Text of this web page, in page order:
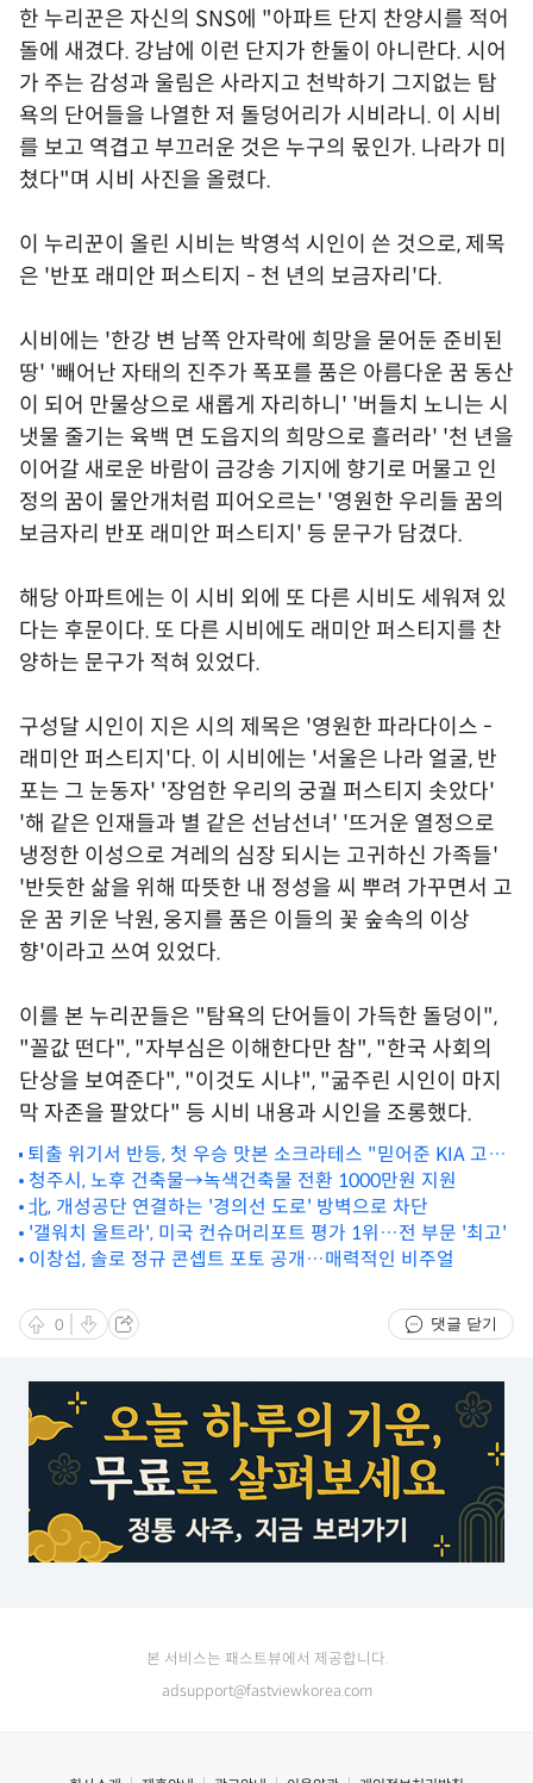
한 누리꾼은 자신의 SNS에 "아파트 단지 찬양시를 적어
돌에 새겼다. 강남에 이런 단지가 한둘이 아니란다. 시어
가 주는 감성과 울림은 사라지고 천박하기 그지없는 탐
욕의 단어들을 나열한 저 돌덩어리가 시비라니. 이 시비
를 보고 역겹고 부끄러운 것은 누구의 몫인가. 나라가 미
쳤다"며 시비 사진을 올렸다.
이 누리꾼이 올린 시비는 박영석 시인이 쓴 것으로, 제목
은 '반포 래미안 퍼스티지 - 천 년의 보금자리'다.
시비에는 '한강 변 남쪽 안자락에 희망을 묻어둔 준비된
땅' '빼어난 자태의 진주가 폭포를 품은 아름다운 꿈 동산
이 되어 만물상으로 새롭게 자리하니' '버들치 노니는 시
냇물 줄기는 육백 면 도읍지의 희망으로 흘러라' '천 년을
이어갈 새로운 바람이 금강송 기지에 향기로 머물고 인
정의 꿈이 물안개처럼 피어오르는' '영원한 우리들 꿈의
보금자리 반포 래미안 퍼스티지' 등 문구가 담겼다.
해당 아파트에는 이 시비 외에 또 다른 시비도 세워져 있
다는 후문이다. 또 다른 시비에도 래미안 퍼스티지를 찬
양하는 문구가 적혀 있었다.
구성달 시인이 지은 시의 제목은 '영원한 파라다이스 -
래미안 퍼스티지'다. 이 시비에는 '서울은 나라 얼굴, 반
포는 그 눈동자' '장엄한 우리의 궁궐 퍼스티지 솟았다'
'해 같은 인재들과 별 같은 선남선녀' '뜨거운 열정으로
냉정한 이성으로 겨레의 심장 되시는 고귀하신 가족들'
'반듯한 삶을 위해 따뜻한 내 정성을 씨 뿌려 가꾸면서 고
운 꿈 키운 낙원, 웅지를 품은 이들의 꽃 숲속의 이상
향'이라고 쓰여 있었다.
이를 본 누리꾼들은 "탐욕의 단어들이 가득한 돌덩이",
"꼴값 떤다", "자부심은 이해한다만 참", "한국 사회의
단상을 보여준다", "이것도 시냐", "굶주린 시인이 마지
막 자존을 팔았다" 등 시비 내용과 시인을 조롱했다.
퇴출 위기서 반등, 첫 우승 맛본 소크라테스 "믿어준 KIA 고마
워"[인터뷰]
청주시, 노후 건축물→녹색건축물 전환 1000만원 지원
北, 개성공단 연결하는 '경의선 도로' 방벽으로 차단
'갤워치 울트라', 미국 컨슈머리포트 평가 1위…전 부문 '최고'
이창섭, 솔로 정규 콘셉트 포토 공개…매력적인 비주얼
0 댓글 닫기
본 서비스는 패스트뷰에서 제공합니다.
adsupport@fastviewkorea.com